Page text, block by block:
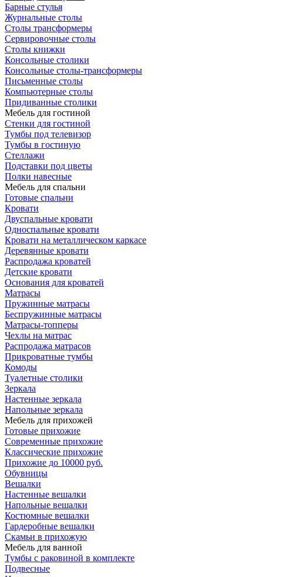
Барные стулья
Журнальные столы
Столы трансформеры
Сервировочные столы
Столы книжки
Консольные столики
Консольные столы-трансформеры
Письменные столы
Компьютерные столы
Придиванные столики
Мебель для гостиной
Стенки для гостиной
Тумбы под телевизор
Тумбы в гостиную
Стеллажи
Подставки под цветы
Полки навесные
Мебель для спальни
Готовые спальни
Кровати
Двуспальные кровати
Односпальные кровати
Кровати на металлическом каркасе
Деревянные кровати
Распродажа кроватей
Детские кровати
Основания для кроватей
Матрасы
Пружинные матрасы
Беспружинные матрасы
Матрасы-топперы
Чехлы на матрас
Распродажа матрасов
Прикроватные тумбы
Комоды
Туалетные столики
Зеркала
Настенные зеркала
Напольные зеркала
Мебель для прихожей
Готовые прихожие
Современные прихожие
Классические прихожие
Прихожие до 10000 руб.
Обувницы
Вешалки
Настенные вешалки
Напольные вешалки
Костюмные вешалки
Гардеробные вешалки
Скамьи в прихожую
Мебель для ванной
Тумбы c раковиной в комплекте
Подвесные